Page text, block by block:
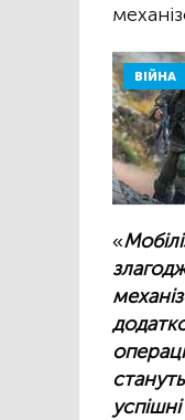
ВІЙНА
«